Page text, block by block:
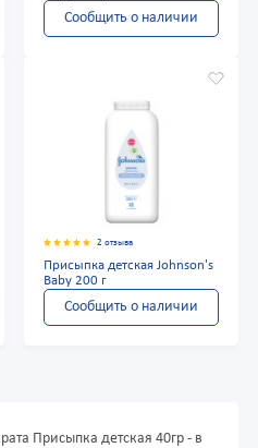
Сообщить о наличии
2 отзыва
Присыпка детская Johnson's
Baby 200 г
Сообщить о наличии
Присыпка детская 40гр - в